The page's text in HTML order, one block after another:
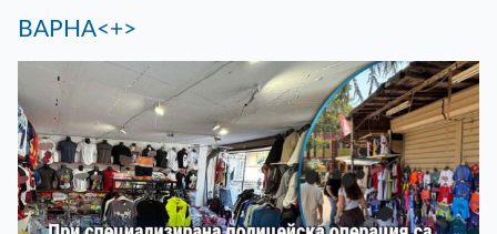
ВАРНА<+>